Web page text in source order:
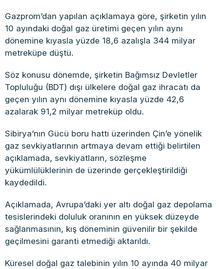
Gazprom’dan yapılan açıklamaya göre, şirketin yılın
10 ayındaki doğal gaz üretimi geçen yılın aynı
dönemine kıyasla yüzde 18,6 azalışla 344 milyar
metreküpe düştü.
Söz konusu dönemde, şirketin Bağımsız Devletler
Topluluğu (BDT) dışı ülkelere doğal gaz ihracatı da
geçen yılın aynı dönemine kıyasla yüzde 42,6
azalarak 91,2 milyar metreküp oldu.
Sibirya’nın Gücü boru hattı üzerinden Çin’e yönelik
gaz sevkiyatlarının artmaya devam ettiği belirtilen
açıklamada, sevkiyatların, sözleşme
yükümlülüklerinin de üzerinde gerçekleştirildiği
kaydedildi.
Açıklamada, Avrupa’daki yer altı doğal gaz depolama
tesislerindeki doluluk oranının en yüksek düzeyde
sağlanmasının, kış döneminin güvenilir bir şekilde
geçilmesini garanti etmediği aktarıldı.
Küresel doğal gaz talebinin yılın 10 ayında 40 milyar